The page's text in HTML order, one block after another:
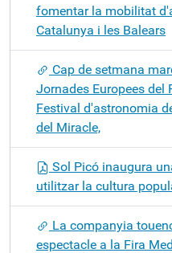
fomentar la mobilitat
Catalunya i les Balears
Cap de setmana
Jornades Europees del
Festival d'astronomia
del Miracle,
Sol Picó inaugura
utilitzar la cultura
La companyia
espectacle a la Fira